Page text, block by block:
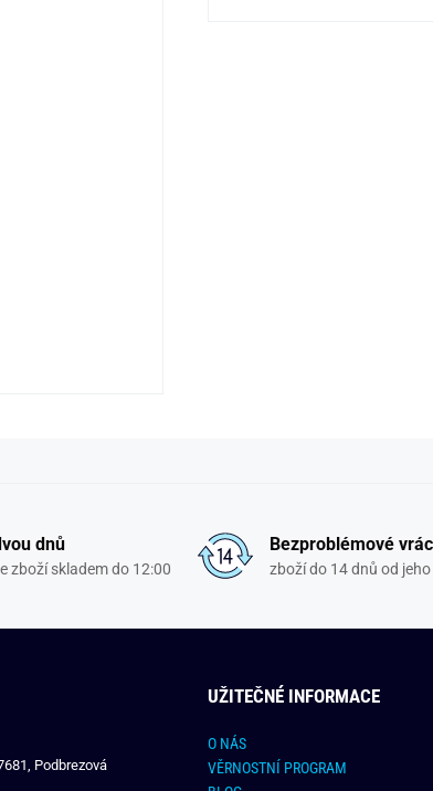
dnů
zboží skladem do 12:00
Bezproblémové
zboží do 14 dnů od
Podbrezová
UŽITEČNÉ INFORMACE
O NÁS
VĚRNOSTNÍ PROGRAM